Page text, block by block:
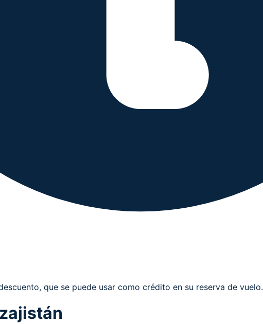
que se puede usar como crédito en su reserva de vuelo.